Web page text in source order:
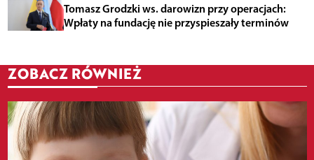
Tomasz Grodzki ws. darowizn przy operacjach:
Wpłaty na fundację nie przyspieszały terminów
ZOBACZ RÓWNIEŻ